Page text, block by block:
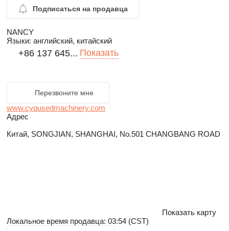
Подписаться на продавца
NANCY
Языки: английский, китайский
+86 137 645... Показать
Перезвоните мне
www.cyqusedmachinery.com
Адрес
Китай, SONGJIAN, SHANGHAI, No.501 CHANGBANG ROAD
Показать карту
Локальное время продавца: 03:54 (CST)